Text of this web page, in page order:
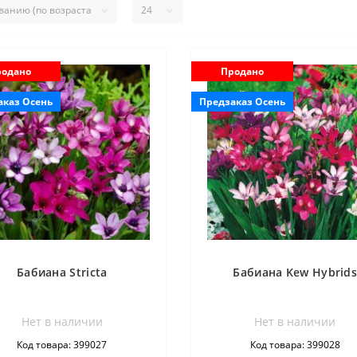
Осень
Бабиана Stricta
Нет в наличии
Код товара: 399027
Продано
Предзаказ Осень
Бабиана Kew Hybrids
Нет в наличии
Код товара: 399028